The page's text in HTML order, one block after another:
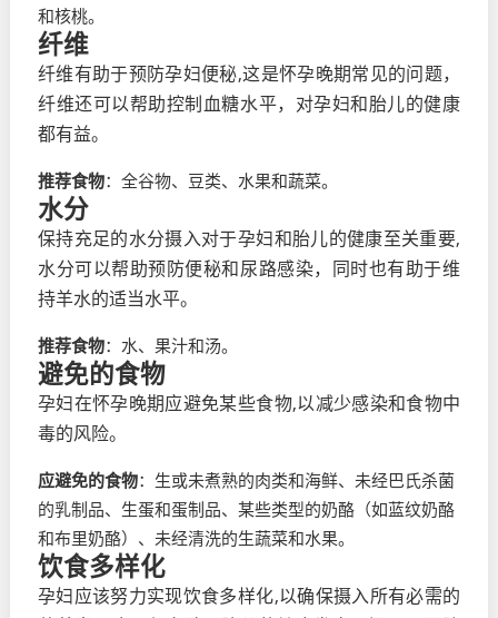
和核桃。
纤维
纤维有助于预防孕妇便秘,这是怀孕晚期常见的问题，
纤维还可以帮助控制血糖水平，对孕妇和胎儿的健康
都有益。
推荐食物：全谷物、豆类、水果和蔬菜。
水分
保持充足的水分摄入对于孕妇和胎儿的健康至关重要,
水分可以帮助预防便秘和尿路感染，同时也有助于维
持羊水的适当水平。
推荐食物：水、果汁和汤。
避免的食物
孕妇在怀孕晚期应避免某些食物,以减少感染和食物中
毒的风险。
应避免的食物：生或未煮熟的肉类和海鲜、未经巴氏杀菌
的乳制品、生蛋和蛋制品、某些类型的奶酪（如蓝纹奶酪
和布里奶酪）、未经清洗的生蔬菜和水果。
饮食多样化
孕妇应该努力实现饮食多样化,以确保摄入所有必需的